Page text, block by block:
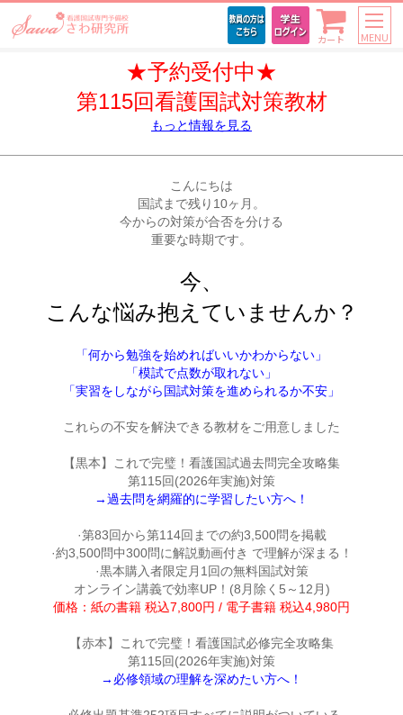
カート MENU
第115回看護国試対策教材
もっと情報を見る
こんにちは
国試まで残り10ヶ月。
今からの対策が合否を分ける
重要な時期です。
今、
こんな悩み抱えていませんか？
「何から勉強を始めればいいかわからない」
「模試で点数が取れない」
「実習をしながら国試対策を進められるか不安」
これらの不安を解決できる教材をご用意しました
【黒本】これで完璧！看護国試過去問完全攻略集
第115回(2026年実施)対策
→過去問を網羅的に学習したい方へ！
·第83回から第114回までの約3,500問を掲載
·約3,500問中300問に解説動画付き で理解が深まる！
·黒本購入者限定月1回の無料国試対策
価格：紙の書籍 税込7,800円 / 電子書籍 税込4,980円
【赤本】これで完璧！看護国試必修完全攻略集
第115回(2026年実施)対策
→必修領域の理解を深めたい方へ！